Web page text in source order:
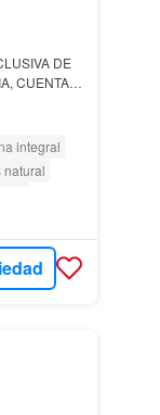
DE
CUENTA
integral
natural